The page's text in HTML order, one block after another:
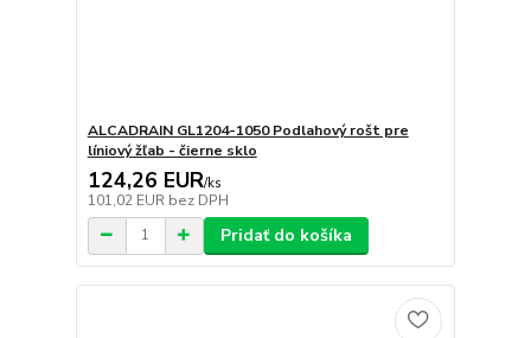
ALCADRAIN GL1204-1050 Podlahový rošt pre
líniový žľab - čierne sklo
124,26 EUR/ks
101,02 EUR bez DPH
Pridať do košíka